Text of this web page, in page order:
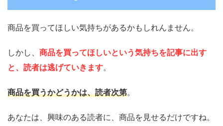
商品を買ってほしい気持ちがあるかもしれんません。
しかし、 商品を買ってほしいという気持ちを記事に出す
と、読者は逃げていきます。
商品を買うかどうかは、読者次第。
あなたは、興味のある読者に、商品を見せるだけですね。